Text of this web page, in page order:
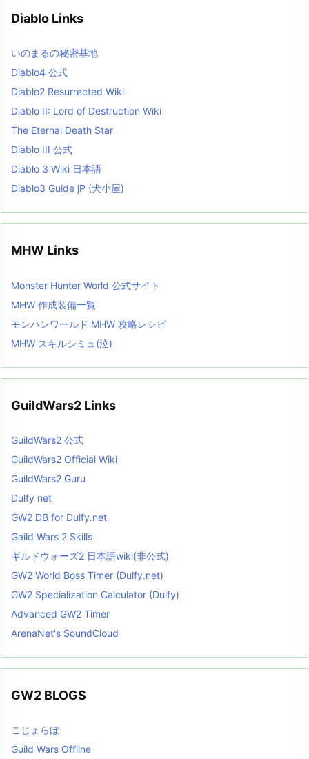
e
i
s
t
Diablo Links
いのまるの秘密基地
Diablo4 公式
Diablo2 Resurrected Wiki
Diablo II: Lord of Destruction Wiki
The Eternal Death Star
Diablo III 公式
Diablo 3 Wiki 日本語
Diablo3 Guide jP (犬小屋)
MHW Links
Monster Hunter World 公式サイト
MHW 作成装備一覧
モンハンワールド MHW 攻略レシピ
MHW スキルシミュ(泣)
GuildWars2 Links
GuildWars2 公式
GuildWars2 Official Wiki
GuildWars2 Guru
Dulfy net
GW2 DB for Dulfy.net
Gaild Wars 2 Skills
ギルドウォーズ2 日本語wiki(非公式)
GW2 World Boss Timer (Dulfy.net)
GW2 Specialization Calculator (Dulfy)
Advanced GW2 Timer
ArenaNet's SoundCloud
GW2 BLOGS
こじょらぼ
Guild Wars Offline